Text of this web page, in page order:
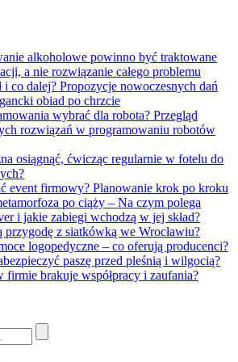
alkoholowe powinno być traktowane
a nie rozwiązanie całego problemu
i co dalej? Propozycje nowoczesnych dań
obiad po chrzcie
wybrać dla robota? Przegląd
rozwiązań w programowaniu robotów
osiągnąć, ćwicząc regularnie w fotelu do
event firmowy? Planowanie krok po kroku
po ciąży – Na czym polega
i jakie zabiegi wchodzą w jej skład?
przygodę z siatkówką we Wrocławiu?
logopedyczne – co oferują producenci?
paszę przed pleśnią i wilgocią?
firmie brakuje współpracy i zaufania?